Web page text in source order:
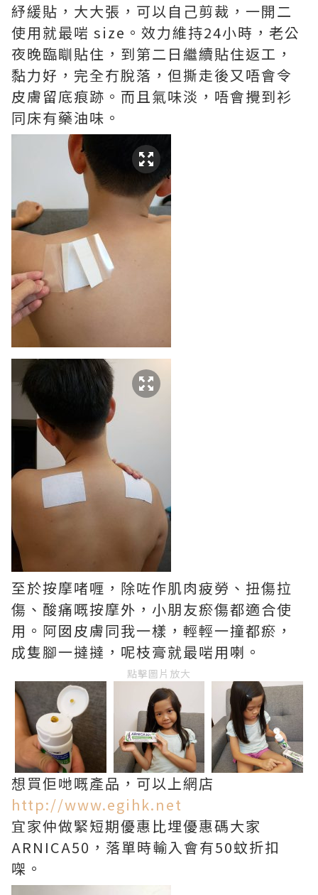
紓緩貼，大大張，可以自己剪裁，一開二
使用就最啱 size。效力維持24小時，老公
夜晚臨瞓貼住，到第二日繼續貼住返工，
黏力好，完全冇脫落，但撕走後又唔會令
皮膚留底痕跡。而且氣味淡，唔會攪到衫
同床有藥油味。
至於按摩啫喱，除咗作肌肉疲勞、扭傷拉
傷、酸痛嘅按摩外，小朋友瘀傷都適合使
用。阿囡皮膚同我一樣，輕輕一撞都瘀，
成隻腳一撻撻，呢枝膏就最啱用喇。
點擊圖片放大
想買佢哋嘅產品，可以上網店
http://www.egihk.net
宜家仲做緊短期優惠比埋優惠碼大家
ARNICA50，落單時輸入會有50蚊折扣
㗎。